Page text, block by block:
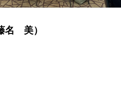
ゝ美）